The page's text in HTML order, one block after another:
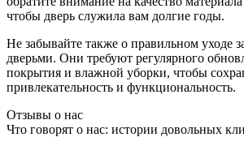
чтобы дверь служила вам долгие годы.
Не забывайте также о правильном уходе
дверьми. Они требуют регулярного
покрытия и влажной уборки, чтобы
привлекательность и функциональность.
Отзывы о нас
Что говорят о нас: истории довольных